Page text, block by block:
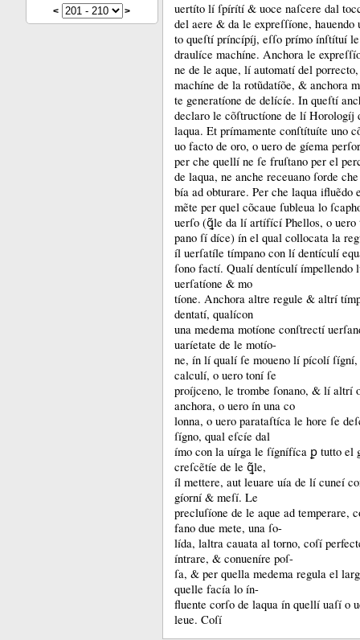
<
>
uertíto lí ſpírítí & uoce naſcere dal
del aere & da le expreſſíone, hauendo
to queſtí príncípíj, eſſo prímo ínſtítuí
draulíce machíne. Anchora le
ne de le aque, lí automatí del
machíne de la rotũdatíõe, & anchora
te generatíone de delícíe. In queſtí
declaro le cõſtructíone de lí Horologíj
laqua. Et prímamente conſtítuíte uno
uo facto de oro, o uero de gíema
per che quellí ne ſe fruſtano per el
de laqua, ne anche receuano ſorde
bía ad obturare. Per che laqua ifluẽdo
mẽte per quel cõcaue ſubleua lo
uerſo (ꝗ̃le da lí artífící Phellos, o uero
pano ſí díce) ín el qual collocata la
íl uerſatíle tímpano con lí dentículí
ſono factí. Qualí dentículí ímpellendo
uerſatíone & mo
tíone. Anchora altre regule & altrí
dentatí, qualícon
una medema motíone conſtrectí
uaríetate de le motío-
ne, ín lí qualí ſe moueno lí pícolí
calculí, o uero toní ſe
proíjceno, le trombe ſonano, & lí altrí
anchora, o uero ín una co
lonna, o uero parataſtíca le hore ſe
ſígno, qual eſcíe dal
ímo con la uírga le ſígnífíca ꝑ tutto el
creſcẽtíe de le ꝗ̃le,
íl mettere, aut leuare uía de lí cuneí
gíorní & meſí. Le
precluſíone de le aque ad temperare,
fano due mete, una ſo-
lída, laltra cauata al torno, coſí
íntrare, & conueníre poſ-
ſa, & per quella medema regula el
quelle facía lo ín-
fluente corſo de laqua ín quellí uaſí o
leue. Coſí